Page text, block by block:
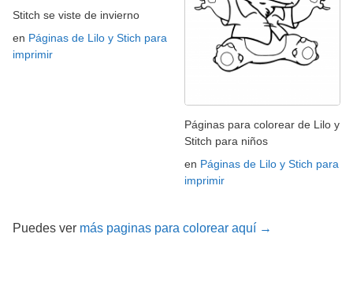
Stitch se viste de invierno
en Páginas de Lilo y Stich para
imprimir
Páginas para colorear de Lilo y
Stitch para niños
en Páginas de Lilo y Stich para
imprimir
Puedes ver más paginas para colorear aquí →